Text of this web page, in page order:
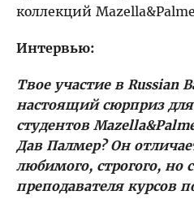
СИД СОТТУНГ ЮЛИЯ
ЖАН-БАТИСТ МАЗЕЛЛА
ГРЕТА МАРОИНО
MARKET
коллекций
Интервью:
Твое участие в Russian
настоящий сюрприз
студентов
Дав Палмер? Он
любимого, строгого, но
преподавателя курсов